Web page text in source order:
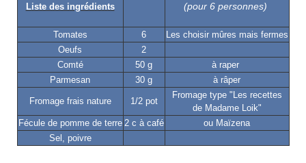
Liste des ingrédients (pour 6 personnes)
Tomates 6
Les choisir mûres mais fermes
Oeufs
2
Comté
50 g
à raper
Parmesan
30 g à râper
Fromage frais nature 1/2 pot
Fromage type "Les recettes
de Madame Loik"
Fécule de pomme de terre 2 c à café
ou Maïzena
Sel, poivre